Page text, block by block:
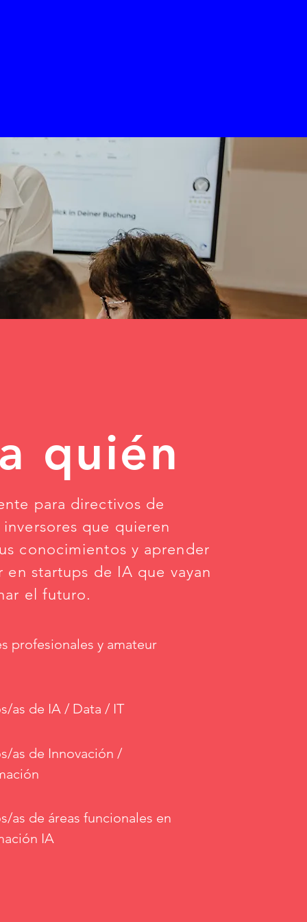
quién
para directivos de
inversores que quieren
conocimientos y aprender
en startups de IA que vayan
el futuro.
profesionales y amateur
as de IA / Data / IT
as de Innovación /
as de áreas funcionales en
IA